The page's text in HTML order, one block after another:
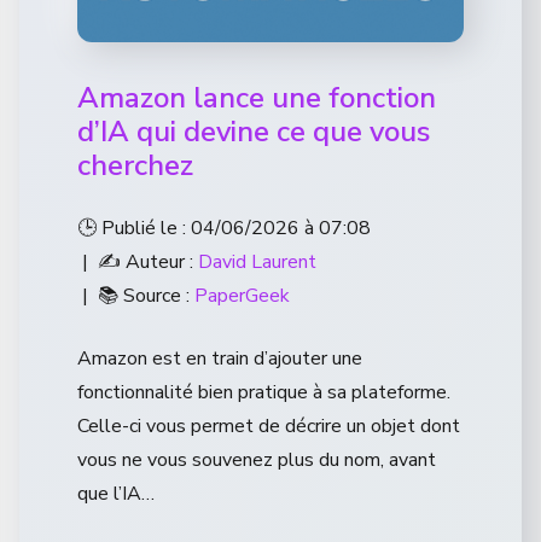
Amazon lance une fonction
d’IA qui devine ce que vous
cherchez
🕒 Publié le : 04/06/2026 à 07:08
| ✍️ Auteur : David Laurent
| 📚 Source : PaperGeek
Amazon est en train d’ajouter une
fonctionnalité bien pratique à sa plateforme.
Celle-ci vous permet de décrire un objet dont
vous ne vous souvenez plus du nom, avant
que l’IA…